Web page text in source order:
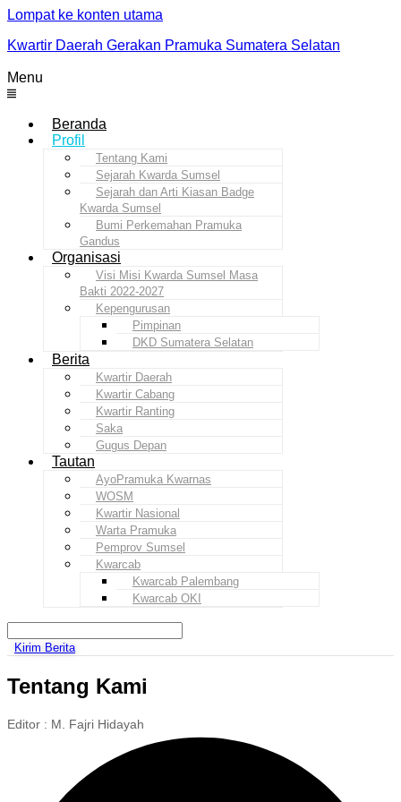
Lompat ke konten utama
Kwartir Daerah Gerakan Pramuka Sumatera Selatan
Menu
Beranda
Profil
Tentang Kami
Sejarah Kwarda Sumsel
Sejarah dan Arti Kiasan Badge
Kwarda Sumsel
Bumi Perkemahan Pramuka
Gandus
Organisasi
Visi Misi Kwarda Sumsel Masa
Bakti 2022-2027
Kepengurusan
Pimpinan
DKD Sumatera Selatan
Berita
Kwartir Daerah
Kwartir Cabang
Kwartir Ranting
Saka
Gugus Depan
Tautan
AyoPramuka Kwarnas
WOSM
Kwartir Nasional
Warta Pramuka
Pemprov Sumsel
Kwarcab
Kwarcab Palembang
Kwarcab OKI
Kirim Berita
Tentang Kami
Editor : M. Fajri Hidayah